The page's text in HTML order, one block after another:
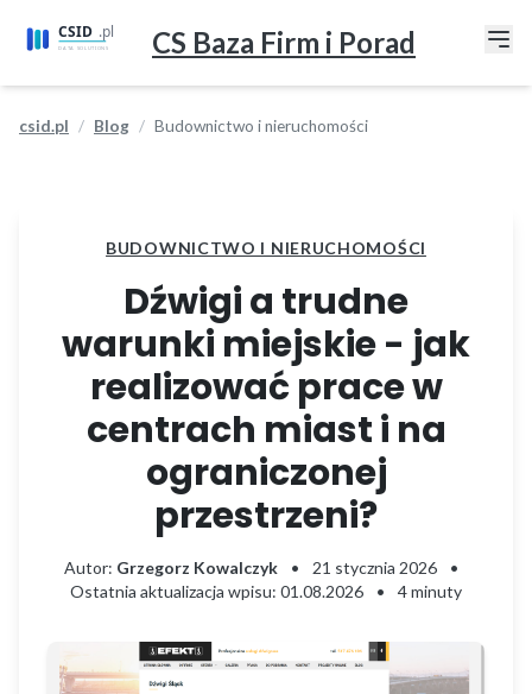
CS Baza Firm i Porad
csid.pl Blog Budownictwo i nieruchomości
BUDOWNICTWO I NIERUCHOMOŚCI
Dźwigi a trudne
warunki miejskie - jak
realizować prace w
centrach miast i na
ograniczonej
przestrzeni?
Autor: Grzegorz Kowalczyk • 21 stycznia 2026
•
Ostatnia aktualizacja wpisu: 01.08.2026
• 4 minuty